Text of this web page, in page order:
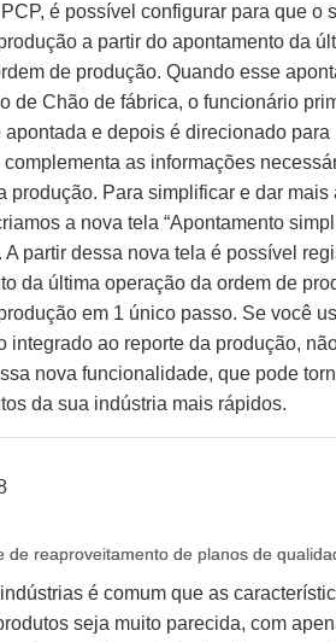
é possível configurar para que o
a partir do apontamento da
de produção. Quando esse
de Chão de fábrica, o funcionário
apontada e depois é direcionado para
as informações
produção. Para simplificar e dar
a nova tela “Apontamento
A partir dessa nova tela é possível
da última operação da ordem de
em 1 único passo. Se você
integrado ao reporte da produção,
nova funcionalidade, que pode
da sua indústria mais rápidos.
de reaproveitamento de planos de
é comum que as
seja muito parecida, com